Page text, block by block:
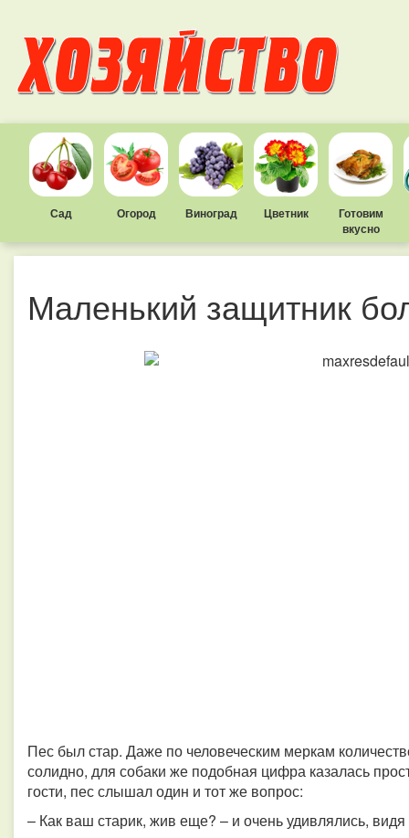
Сад Огород Виноград Цветник
Готовим
вкусно
Маленький защитник
Пес был стар. Даже по человеческим меркам
солидно, для собаки же подобная цифра казалась
гости, пес слышал один и тот же вопрос:
– Как ваш старик, жив еще? – и очень удивлялись,